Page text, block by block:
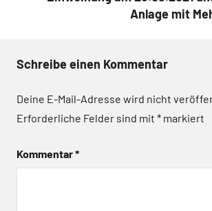
Anlage mit
Schreibe einen Kommentar
Deine E-Mail-Adresse wird nicht
Erforderliche Felder sind mit * markiert
Kommentar*